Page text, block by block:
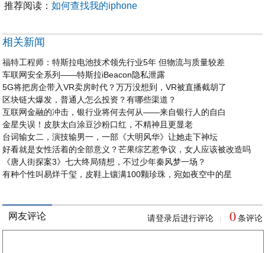
推荐阅读：如何查找我的iphone
相关新闻
福特工程师：特斯拉电池技术领先行业5年 但物流与质量较差
车联网安全系列——特斯拉iBeacon隐私泄露
5G将把房企带入VR卖房时代？万万没想到，VR被直播截胡了
区块链大爆发，普通人怎么投资？有哪些渠道？
互联网金融的冲击，银行业将何去何从——来自银行人的自白
金星失误！皮肤太白涂豆沙粉口红，不精神且更显老
台词输女二，演技输男一，一部《大明风华》让她走下神坛
好看就是女性活着的全部意义？芒果综艺惹争议，女人应该被改造吗
《唐人街探案3》七大终局猜想，不过少年秦风梦一场？
有种个性叫易烊千玺，皮鞋上镶满100颗珍珠，宛如夜空中的星
网友评论 请登录后进行评论 0 条评论